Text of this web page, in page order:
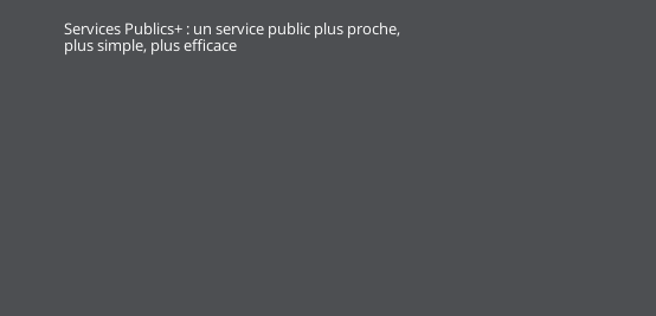
Services Publics+ : un service public plus proche,
plus simple, plus efficace